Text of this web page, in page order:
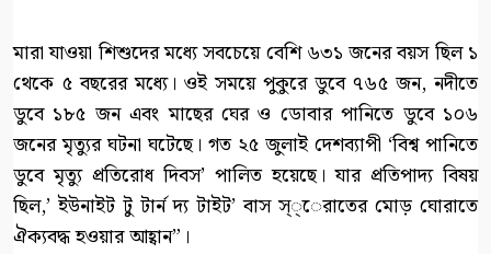
মারা যাওয়া শিশুদের মধ্যে সবচেয়ে বেশি ৬৩১ জনের বয়স ছিল ১
থেকে ৫ বছরের মধ্যে। ওই সময়ে পুকুরে ডুবে ৭৬৫ জন, নদীতে
ডুবে ১৮৫ জন এবং মাছের ঘের ও ডোবার পানিতে ডুবে ১০৬
জনের মৃত্যুর ঘটনা ঘটেছে। গত ২৫ জুলাই দেশব্যাপী ‘বিশ্ব পানিতে
ডুবে মৃত্যু প্রতিরোধ দিবস’ পালিত হয়েছে। যার প্রতিপাদ্য বিষয়
ছিল,’ ইউনাইট টু টার্ন দ্য টাইট’ বাস স্্েরাতের মোড় ঘোরাতে
ঐক্যবদ্ধ হওয়ার আহ্বান”।